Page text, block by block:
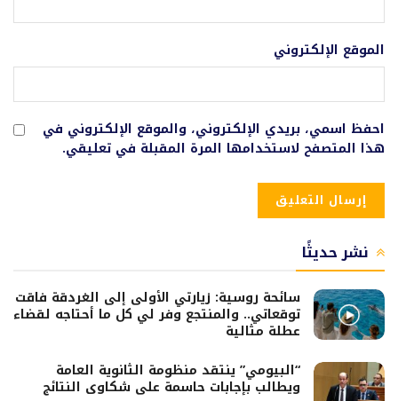
الموقع الإلكتروني
احفظ اسمي، بريدي الإلكتروني، والموقع الإلكتروني في
هذا المتصفح لاستخدامها المرة المقبلة في تعليقي.
نشر حديثًا
سائحة روسية: زيارتي الأولى إلى الغردقة فاقت
توقعاتي.. والمنتجع وفر لي كل ما أحتاجه لقضاء
عطلة مثالية
“البيومي” ينتقد منظومة الثانوية العامة
ويطالب بإجابات حاسمة على شكاوى النتائج